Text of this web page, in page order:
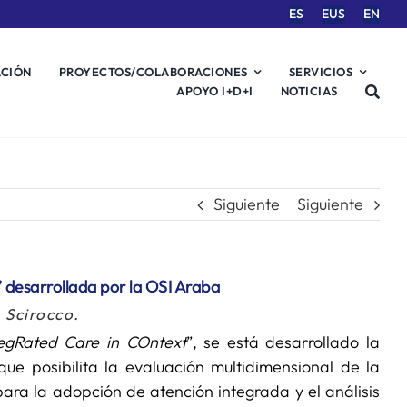
ES EUS EN
PROYECTOS/COLABORACIONES
SERVICIOS
APOYO I+D+I
NOTICIAS
Siguiente Siguiente
desarrollada por la OSI Araba
Care in COntext”, se está desarrollado la
posibilita la evaluación multidimensional de la
la adopción de atención integrada y el análisis